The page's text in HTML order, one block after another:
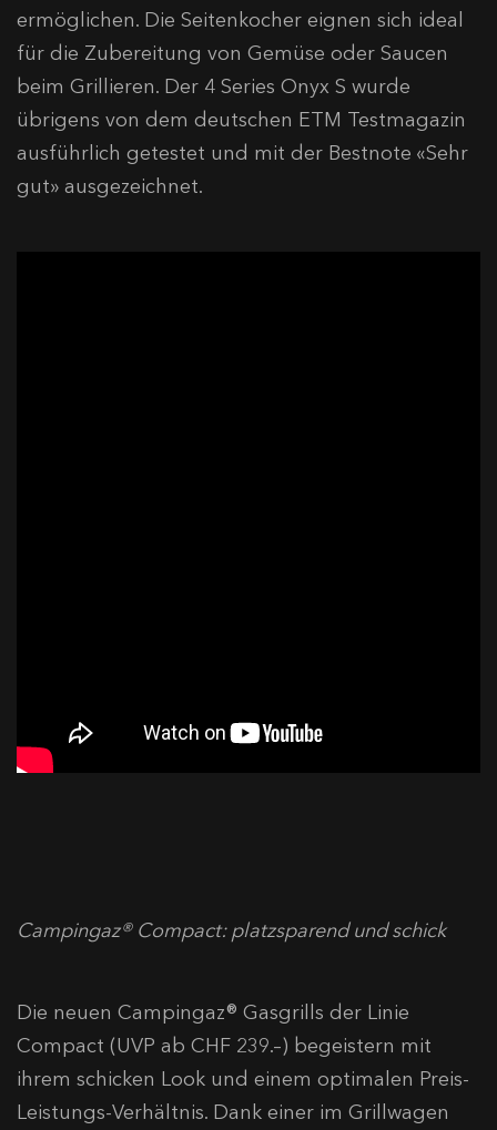
ermöglichen. Die Seitenkocher eignen sich ideal
für die Zubereitung von Gemüse oder Saucen
beim Grillieren. Der 4 Series Onyx S wurde
übrigens von dem deutschen ETM Testmagazin
ausführlich getestet und mit der Bestnote «Sehr
gut» ausgezeichnet.
Campingaz® Compact: platzsparend und schick
Die neuen Campingaz® Gasgrills der Linie
Compact (UVP ab CHF 239.–) begeistern mit
ihrem schicken Look und einem optimalen Preis-
Leistungs-Verhältnis. Dank einer im Grillwagen